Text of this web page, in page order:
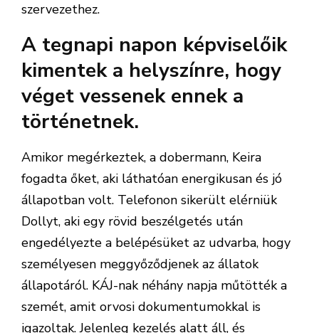
szervezethez.
A tegnapi napon képviselőik
kimentek a helyszínre, hogy
véget vessenek ennek a
történetnek.
Amikor megérkeztek, a dobermann, Keira
fogadta őket, aki láthatóan energikusan és jó
állapotban volt. Telefonon sikerült elérniük
Dollyt, aki egy rövid beszélgetés után
engedélyezte a belépésüket az udvarba, hogy
személyesen meggyőződjenek az állatok
állapotáról. KÁJ-nak néhány napja műtötték a
szemét, amit orvosi dokumentumokkal is
igazoltak. Jelenleg kezelés alatt áll, és